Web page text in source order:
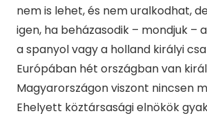
nem is lehet, és nem uralkodhat,
igen, ha beházasodik – mondjuk –
a spanyol vagy a holland királyi
Európában hét országban van
Magyarországon viszont nincsen
Ehelyett köztársasági elnökök